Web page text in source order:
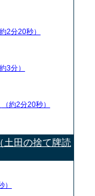
約2分20秒）
約3分）
（約2分20秒）
土田の捨て牌読
）